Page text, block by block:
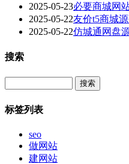
2025-05-23必要商城网
2025-05-22友价t5商城
2025-05-22仿城通网盘
搜索
标签列表
seo
做网站
建网站